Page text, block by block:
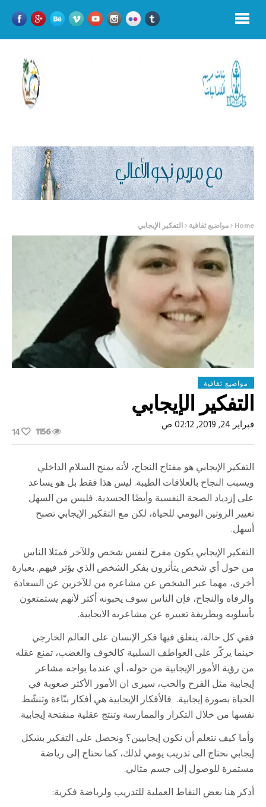
Home مواضيع ثقافية التفکیر الإيجابي
مواضيع ثقافية
التفکیر الإيجابي
فبراير 24, 2019, 02:12 ص 1156
14
التفكير الإيجابي هو مفتاح النجاح، لأنه يمنح السلام الداخلي
ويسبب النجاح بالعلاقات الطيبة. ليس هذا فقط بل هو يساعد
على إزدياد الصحة النفسية وأيضًا الجسدية. فليس من السهل
تغيير الروتين اليومي للحياة، لكن مع التفكير الإيجابي تصبح
أسهل.
التفكير الإيجابي يكون مفرح لنفس شخص وللآخر فمثلا الناس
من حول أي شخص يتأثرون بفكر الشخص الذي يؤثر فيهم. بعبارة
أخرى، مهما عبر الشخص عن مشاعره من للآخرين عن السعادة
والرفاه والنجاح، فإن الناس سوف يحبونه أكثر لأنهم يستمتعون
بأسلوبه وبطريقة تعبيره عن مشاعريه الايجابية.
ففي كل حالة، ينغلق فيها فكر الإنسان على العالم الخارجي
حينما يركّز على العواطف السلبية كالخوف والغضب، تمنع عقله
من رؤية الأمور الإيجابية من حوله، أي عندما یواجه مشاعر
إيجابية مثل الفرح والحب، سیرى ان الأمور الأكثر صعوبة في
الحياة بصورة إیجابية. فالأفكار الإيجابية هي أفكار بنّاءة وتنشّط
نفسها من خلال التكرار والممارسة وتنتج عقلية منفتحة إيجابية.
وأما كيف نتعلم أن نكون إيجابيين؟ ونحصل على التفكير بشكل
إيجابي نحتاج الی تدریب یومي لذلك، کما نحتاج إلى رياضة
مستمرة للوصول إلى جسم مثالي.
أذكر هنا بعض النقاط العملية للتدریب ولریاضة فكرية: